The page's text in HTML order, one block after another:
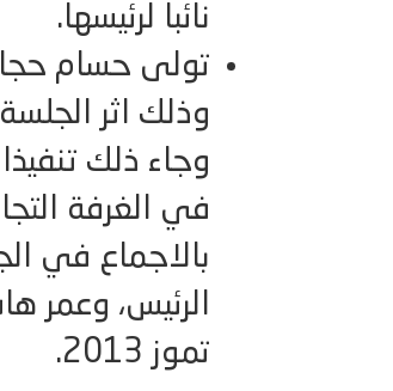
نائبا لرئيسها.
تولى حسام
وجاء ذلك
بالاجماع في
تموز 2013.